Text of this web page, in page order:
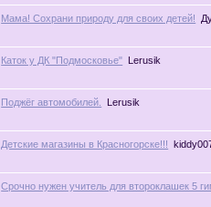
Мама! Сохрани природу для своих детей!
Каток у ДК "Подмосковье" Lerusik
Поджёг автомобилей. Lerusik
Детские магазины в Красногорске!!!
Срочно нужен учитель для второклашек 5